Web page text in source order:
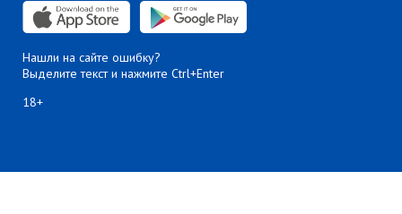
Нашли на сайте ошибку?
Выделите текст и нажмите Ctrl+Enter
18+